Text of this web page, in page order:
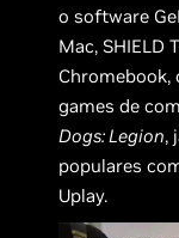
o software
Mac, SHIELD
Chromebook,
games de
Dogs: Legion,
populares
Uplay.